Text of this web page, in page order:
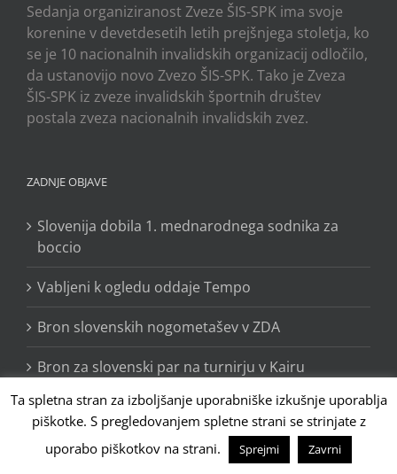
Sedanja organiziranost Zveze ŠIS-SPK ima svoje
korenine v devetdesetih letih prejšnjega stoletja, ko
se je 10 nacionalnih invalidskih organizacij odločilo,
da ustanovijo novo Zvezo ŠIS-SPK. Tako je Zveza
ŠIS-SPK iz zveze invalidskih športnih društev
postala zveza nacionalnih invalidskih zvez.
ZADNJE OBJAVE
Slovenija dobila 1. mednarodnega sodnika za
boccio
Vabljeni k ogledu oddaje Tempo
Bron slovenskih nogometašev v ZDA
Bron za slovenski par na turnirju v Kairu
Laško bo leta 2027 gostilo kvalifikacijski turnir v
hokeju na električnih vozičkih
Jožef Franc potrdil normo za svetovno
Ta spletna stran za izboljšanje uporabniške izkušnje uporablja
piškotke. S pregledovanjem spletne strani se strinjate z
uporabo piškotkov na strani.
Sprejmi Zavrni